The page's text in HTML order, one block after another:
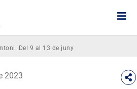
Del 9 al 13 de juny
2023